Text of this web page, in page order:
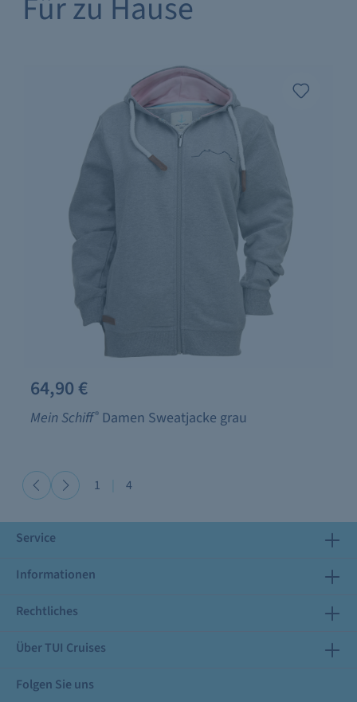
Für zu Hause
64,90 €
Mein Schiff® Damen Sweatjacke grau
1 4
Service
Informationen
Rechtliches
Über TUI Cruises
Folgen Sie uns